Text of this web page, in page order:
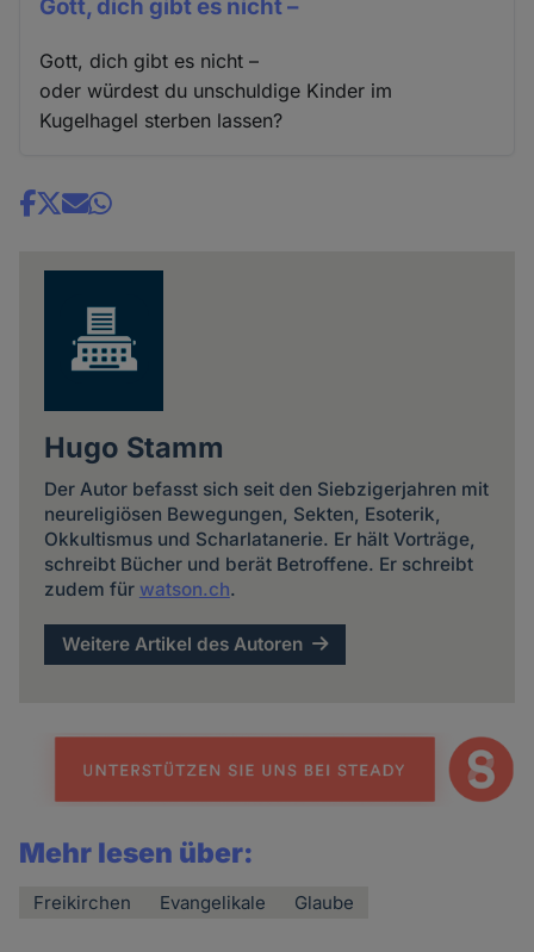
Gott, dich gibt es nicht –
Gott, dich gibt es nicht –
oder würdest du unschuldige Kinder im
Kugelhagel sterben lassen?
Share
Hugo Stamm
Der Autor befasst sich seit den Siebzigerjahren mit
neureligiösen Bewegungen, Sekten, Esoterik,
Okkultismus und Scharlatanerie. Er hält Vorträge,
schreibt Bücher und berät Betroffene. Er schreibt
zudem für watson.ch.
Weitere Artikel des Autoren
Mehr lesen über:
Freikirchen Evangelikale Glaube